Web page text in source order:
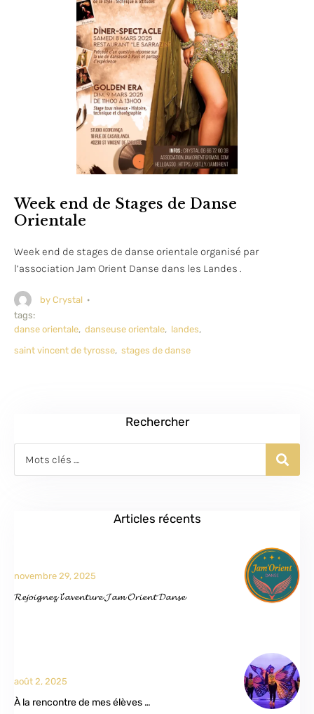
Week end de Stages de Danse
Orientale
Week end de stages de danse orientale organisé par
l’association Jam Orient Danse dans les Landes .
by Crystal ·
tags:
danse orientale, danseuse orientale, landes,
saint vincent de tyrosse, stages de danse
Rechercher
Articles récents
novembre 29, 2025
𝓡𝓮𝓳𝓸𝓲𝓰𝓷𝓮𝔃 𝓵’𝓪𝓿𝓮𝓷𝓽𝓾𝓻𝓮 𝓙𝓪𝓶 𝓞𝓻𝓲𝓮𝓷𝓽 𝓓𝓪𝓷𝓼𝓮
août 2, 2025
À la rencontre de mes élèves …